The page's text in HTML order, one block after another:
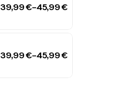
39,99€–45,99€
39,99€–45,99€